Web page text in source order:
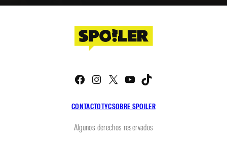
CONTACTOTYCSOBRE SPOILER
Facebook
Instagram
X YouTube
Algunos derechos reservados